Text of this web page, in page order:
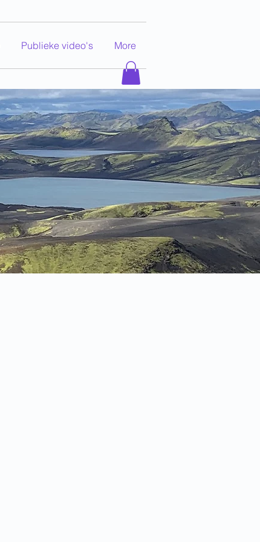
Publieke video's More